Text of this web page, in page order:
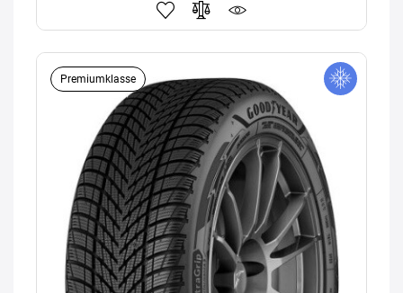
Premiumklasse